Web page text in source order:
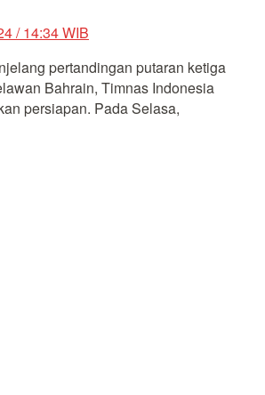
/ 14:34 WIB
pertandingan putaran ketiga
Bahrain, Timnas Indonesia
persiapan. Pada Selasa,